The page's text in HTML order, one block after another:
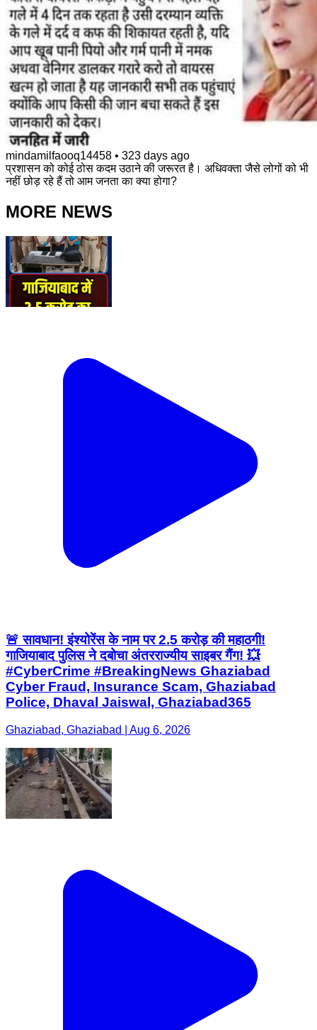
mindamilfaooq14458 • 323 days ago
प्रशासन को कोई ठोस कदम उठाने की जरूरत है। अधिवक्ता जैसे लोगों को भी
नहीं छोड़ रहे हैं तो आम जनता का क्या होगा?
MORE NEWS
🚨 सावधान! इंश्योरेंस के नाम पर 2.5 करोड़ की महाठगी!
गाजियाबाद पुलिस ने दबोचा अंतरराज्यीय साइबर गैंग! 💥
#CyberCrime #BreakingNews Ghaziabad
Cyber Fraud, Insurance Scam, Ghaziabad
Police, Dhaval Jaiswal, Ghaziabad365
Ghaziabad, Ghaziabad | Aug 6, 2026